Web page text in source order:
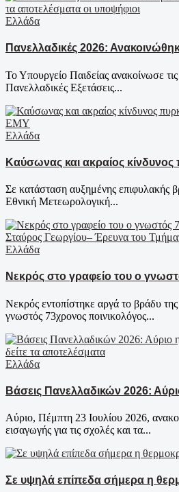
Ελλάδα
Πανελλαδικές 2026:
Το Υπουργείο Παιδείας ανακοίνωσε τις
Πανελλαδικές Εξετάσεις...
Ελλάδα
Καύσωνας και ακραίος
Σε κατάσταση αυξημένης επιφυλακής
Εθνική Μετεωρολογική...
Ελλάδα
Νεκρός στο γραφείο του ο
Νεκρός εντοπίστηκε αργά το βράδυ
γνωστός 73χρονος ποινικολόγος...
Ελλάδα
Βάσεις Πανελλαδικών 2026:
Αύριο, Πέμπτη 23 Ιουλίου 2026,
εισαγωγής για τις σχολές και τα...
Σε υψηλά επίπεδα σήμερα η